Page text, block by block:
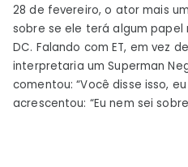
28 de fevereiro, o ator mais
sobre se ele terá algum
DC. Falando com ET, em vez
interpretaria um Superman
comentou: “Você disse isso, eu
acrescentou: “Eu nem sei